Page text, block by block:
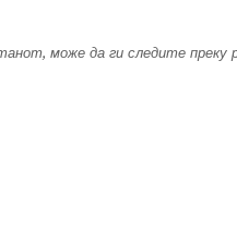
може да ги следите преку